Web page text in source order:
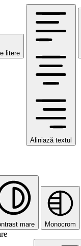
litere
Aliniază textul
mare Monocrom